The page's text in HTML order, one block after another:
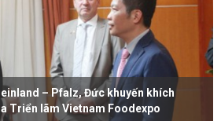
– Pfalz, Đức khuyến khích
Triển lãm Vietnam Foodexpo